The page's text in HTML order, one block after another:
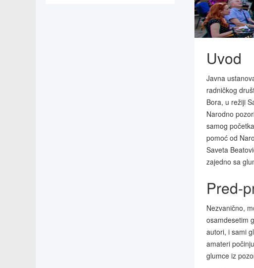
Uvod
Javna
radničkog
Bora, u režiji
Narodno
samog
pomoć od
Saveta
zajedno sa
Pred-
Nezvanično,
osamdesetim
autori, i sami
amateri
glumce iz